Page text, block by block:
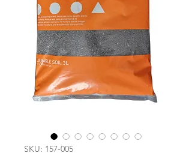
SKU: 157-005